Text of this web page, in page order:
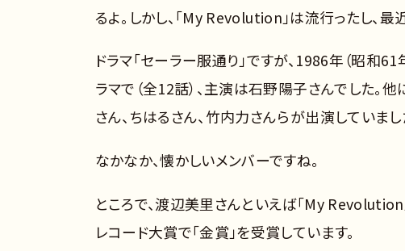
るよ。しかし、「My Revolution」は流行ったし、
ドラマ「セーラー服通り」ですが、1986年（昭
ラマで（全12話）、主演は石野陽子さんでした。
さん、ちはるさん、竹内力さんらが出演していまし
なかなか、懐かしいメンバーですね。
ところで、渡辺美里さんといえば「My
レコード大賞で「金賞」を受賞しています。